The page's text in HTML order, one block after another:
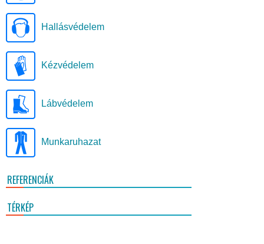
Hallásvédelem
Kézvédelem
Lábvédelem
Munkaruhazat
REFERENCIÁK
TÉRKÉP